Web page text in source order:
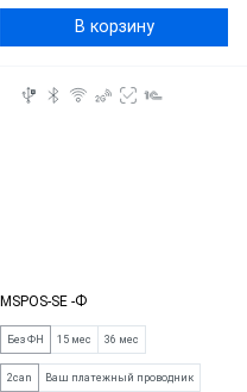
В корзину
MSPOS-SE -Ф
Без ФН 15 мес 36 мес
2can Ваш платежный проводник